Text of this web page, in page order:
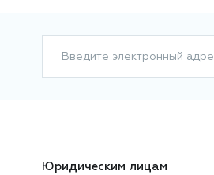
Введите электронный
Юридическим лицам